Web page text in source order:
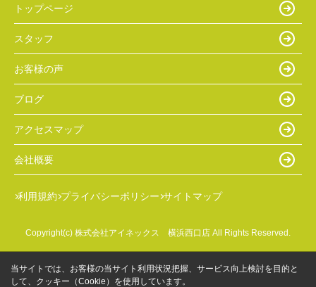
トップページ
スタッフ
お客様の声
ブログ
アクセスマップ
会社概要
利用規約 プライバシーポリシー サイトマップ
Copyright(c) 株式会社アイネックス 横浜西口店 All Rights Reserved.
当サイトでは、お客様の当サイト利用状況把握、サービス向上検討を目的と
して、クッキー（Cookie）を使用しています。